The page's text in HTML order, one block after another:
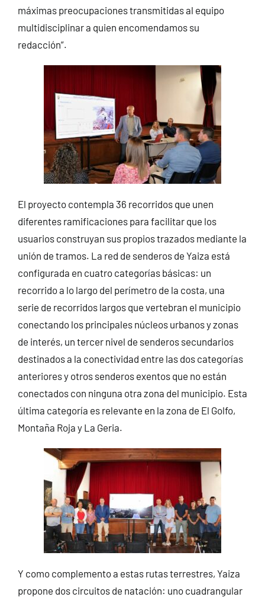
máximas preocupaciones transmitidas al equipo
multidisciplinar a quien encomendamos su
redacción”.
El proyecto contempla 36 recorridos que unen
diferentes ramificaciones para facilitar que los
usuarios construyan sus propios trazados mediante la
unión de tramos. La red de senderos de Yaiza está
configurada en cuatro categorías básicas: un
recorrido a lo largo del perímetro de la costa, una
serie de recorridos largos que vertebran el municipio
conectando los principales núcleos urbanos y zonas
de interés, un tercer nivel de senderos secundarios
destinados a la conectividad entre las dos categorías
anteriores y otros senderos exentos que no están
conectados con ninguna otra zona del municipio. Esta
última categoría es relevante en la zona de El Golfo,
Montaña Roja y La Geria.
Y como complemento a estas rutas terrestres, Yaiza
propone dos circuitos de natación: uno cuadrangular